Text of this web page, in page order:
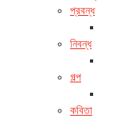
প্রবন্ধ
নিবন্ধ
গল্প
কবিতা